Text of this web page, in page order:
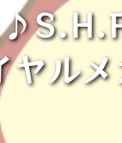
ヤル